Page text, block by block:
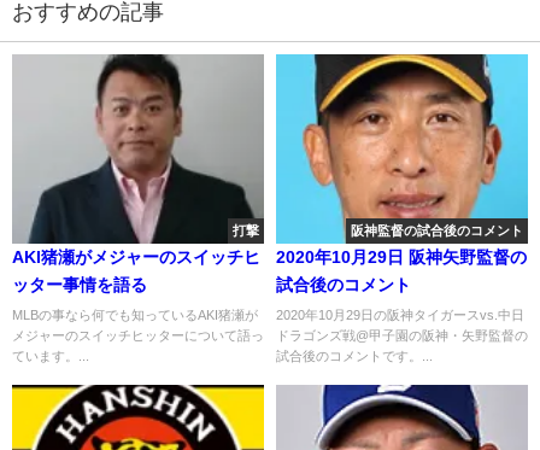
おすすめの記事
打撃
AKI猪瀬がメジャーのスイッチヒ
ッター事情を語る
MLBの事なら何でも知っているAKI猪瀬が
メジャーのスイッチヒッターについて語っ
ています。...
阪神監督の試合後のコメント
2020年10月29日 阪神矢野監督の
試合後のコメント
2020年10月29日の阪神タイガースvs.中日
ドラゴンズ戦@甲子園の阪神・矢野監督の
試合後のコメントです。...